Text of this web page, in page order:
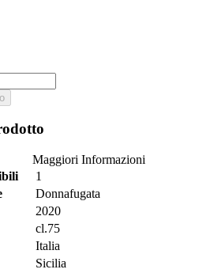
Maggiori Informazioni
1
Donnafugata
2020
cl.75
Italia
Sicilia